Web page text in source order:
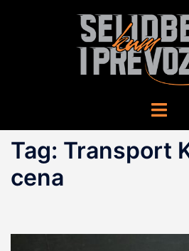
Toggle
Tag: Transport
cena